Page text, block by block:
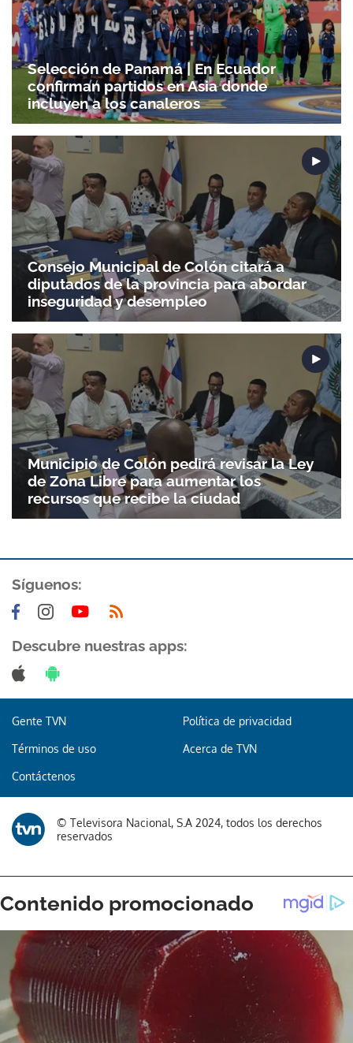
Gracias por suscribirte a nuestro boletín.
Selección de Panamá | En Ecuador
confirman partidos en Asia donde
incluyen a los canaleros
Consejo Municipal de Colón citará a
diputados de la provincia para abordar
inseguridad y desempleo
Municipio de Colón pedirá revisar la Ley
de Zona Libre para aumentar los
recursos que recibe la ciudad
Síguenos:
Descubre nuestras apps:
Gente TVN Política de privacidad
Términos de uso Acerca de TVN
Contáctenos
© Televisora Nacional, S.A 2024, todos los derechos
reservados